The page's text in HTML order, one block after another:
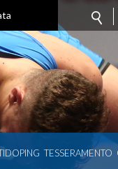
TESSERAMENTO